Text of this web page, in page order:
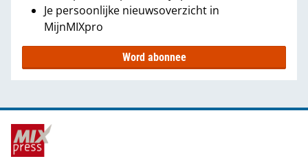
Je persoonlijke nieuwsoverzicht in
MijnMIXpro
Word abonnee